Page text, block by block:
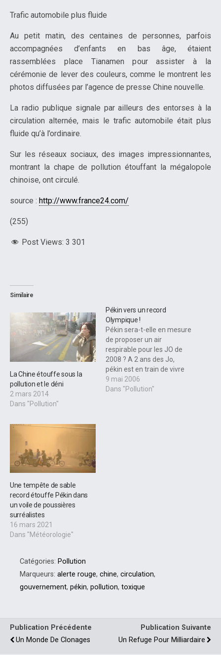
Trafic automobile plus fluide
Au petit matin, des centaines de personnes, parfois
accompagnées d’enfants en bas âge, étaient
rassemblées place Tianamen pour assister à la
cérémonie de lever des couleurs, comme le montrent les
photos diffusées par l’agence de presse Chine nouvelle.
La radio publique signale par ailleurs des entorses à la
circulation alternée, mais le trafic automobile était plus
fluide qu’à l’ordinaire.
Sur les réseaux sociaux, des images impressionnantes,
montrant la chape de pollution étouffant la mégalopole
chinoise, ont circulé.
source : http://www.france24.com/
(255)
Post Views: 3 301
Similaire
La Chine étouffe sous la
pollution et le déni
2 mars 2014
Dans "Pollution"
Pékin vers un record
Olympique !
Pékin sera-t-elle en mesure
de proposer un air
respirable pour les JO de
2008 ? A 2 ans des Jo,
pékin est en train de vivre
son année la plus
catastrophique au niveau
9 mai 2006
Dans "Pollution"
Une tempête de sable
record étouffe Pékin dans
un voile de poussières
surréalistes
16 mars 2021
Dans "Météorologie"
Catégories: Pollution
Marqueurs: alerte rouge, chine, circulation,
gouvernement, pékin, pollution, toxique
Publication Précédente
Un Monde De Clonages
Publication Suivante
Un Refuge Pour Milliardaire